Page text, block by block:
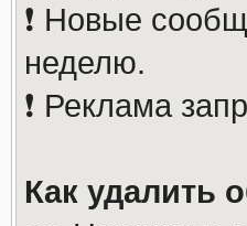
❗️ Новые
неделю.
❗️ Реклама
Как удалить